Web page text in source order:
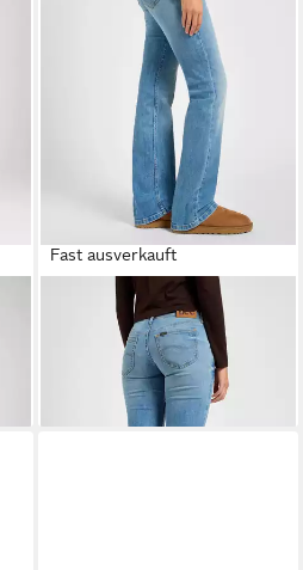
Fast ausverkauft
Bootcut-Jeans JESSICA
(1-tlg) Plain/ohne Details
99,90 €